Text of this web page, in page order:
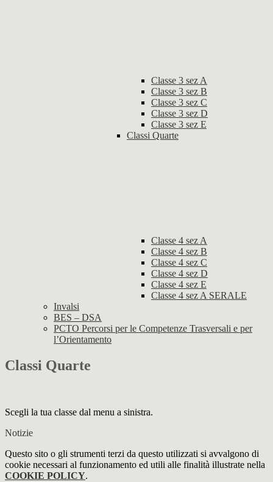
Classe 3 sez A
Classe 3 sez B
Classe 3 sez C
Classe 3 sez D
Classe 3 sez E
Classi Quarte
Classe 4 sez A
Classe 4 sez B
Classe 4 sez C
Classe 4 sez D
Classe 4 sez E
Classe 4 sez A SERALE
Invalsi
BES – DSA
PCTO Percorsi per le Competenze Trasversali e per
l’Orientamento
Classi Quarte
Scegli la tua classe dal menu a sinistra.
Notizie
Questo sito o gli strumenti terzi da questo utilizzati si avvalgono di
cookie necessari al funzionamento ed utili alle finalità illustrate nella
COOKIE POLICY.